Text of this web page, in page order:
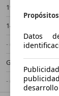
19.000 km
145 kW (197 CV)
- (Propietarios)
Gasolina
- (g/km)
Propósitos
Datos